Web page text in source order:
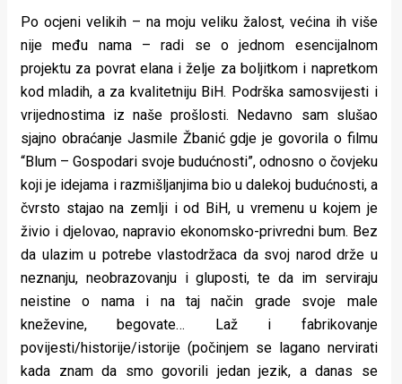
Po ocjeni velikih – na moju veliku žalost, većina ih više
nije među nama – radi se o jednom esencijalnom
projektu za povrat elana i želje za boljitkom i napretkom
kod mladih, a za kvalitetniju BiH. Podrška samosvijesti i
vrijednostima iz naše prošlosti. Nedavno sam slušao
sjajno obraćanje Jasmile Žbanić gdje je govorila o filmu
“Blum – Gospodari svoje budućnosti”, odnosno o čovjeku
koji je idejama i razmišljanjima bio u dalekoj budućnosti, a
čvrsto stajao na zemlji i od BiH, u vremenu u kojem je
živio i djelovao, napravio ekonomsko-privredni bum. Bez
da ulazim u potrebe vlastodržaca da svoj narod drže u
neznanju, neobrazovanju i gluposti, te da im serviraju
neistine o nama i na taj način grade svoje male
kneževine, begovate… Laž i fabrikovanje
povijesti/historije/istorije (počinjem se lagano nervirati
kada znam da smo govorili jedan jezik, a danas se